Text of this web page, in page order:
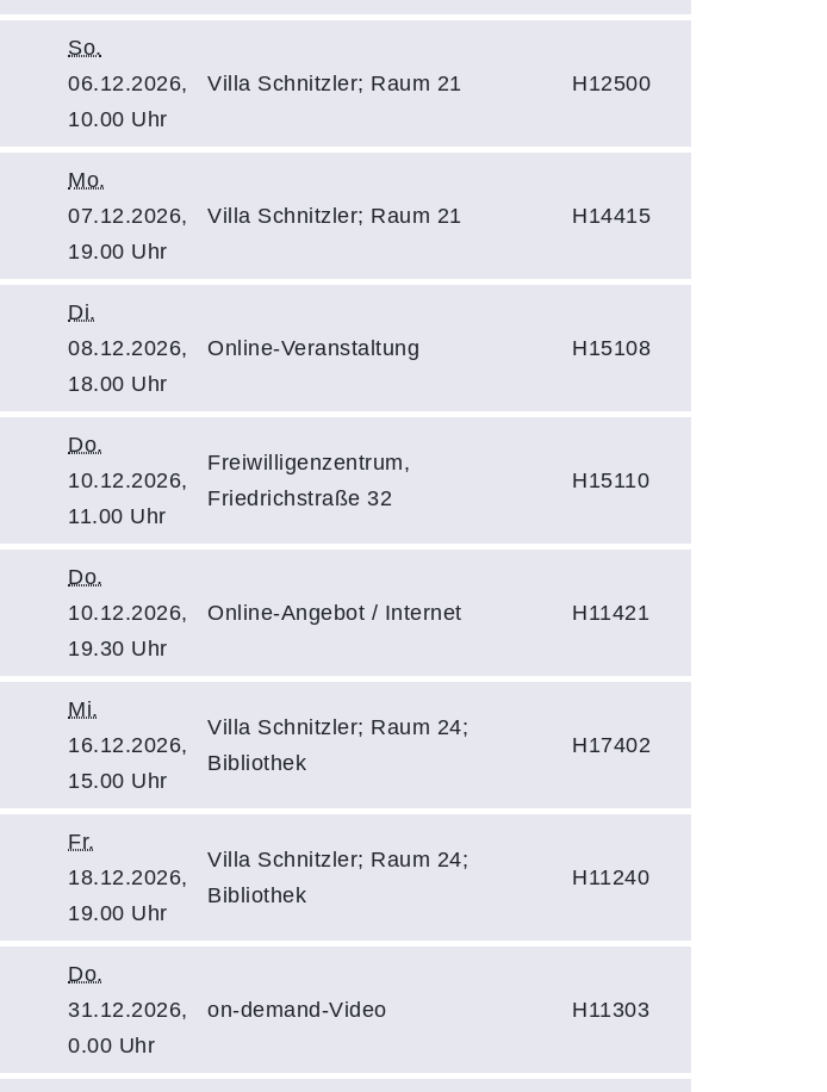
So.
06.12.2026,
10.00 Uhr
Villa Schnitzler; Raum 21 H12500
Mo.
07.12.2026,
19.00 Uhr
Villa Schnitzler; Raum 21 H14415
Di.
08.12.2026,
18.00 Uhr
Online-Veranstaltung H15108
Do.
10.12.2026,
11.00 Uhr
Freiwilligenzentrum,
Friedrichstraße 32
H15110
Do.
10.12.2026,
19.30 Uhr
Online-Angebot / Internet H11421
Mi.
16.12.2026,
15.00 Uhr
Villa Schnitzler; Raum 24;
Bibliothek
H17402
Fr.
18.12.2026,
19.00 Uhr
Villa Schnitzler; Raum 24;
Bibliothek
H11240
Do.
31.12.2026,
0.00 Uhr
on-demand-Video H11303